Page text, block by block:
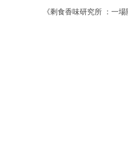
《剩食香味研究所 ：一